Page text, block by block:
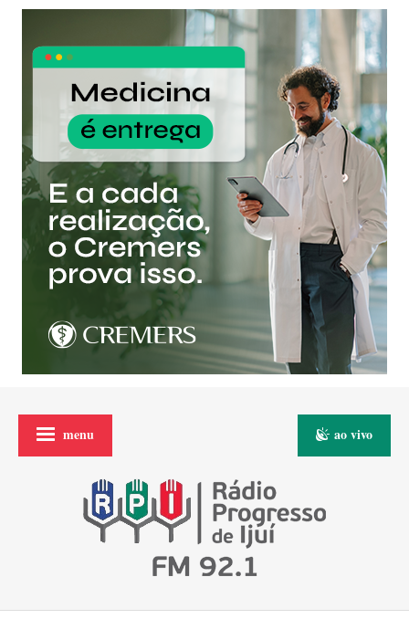
menu ao vivo